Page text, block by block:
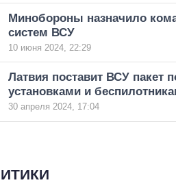
Минобороны назначило
систем ВСУ
10 июня 2024, 22:29
Латвия поставит ВСУ пакет
установками и
30 апреля 2024, 17:04